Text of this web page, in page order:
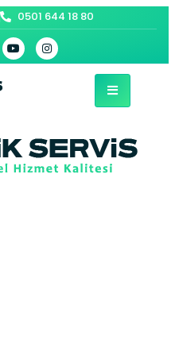
0501 644 18 80